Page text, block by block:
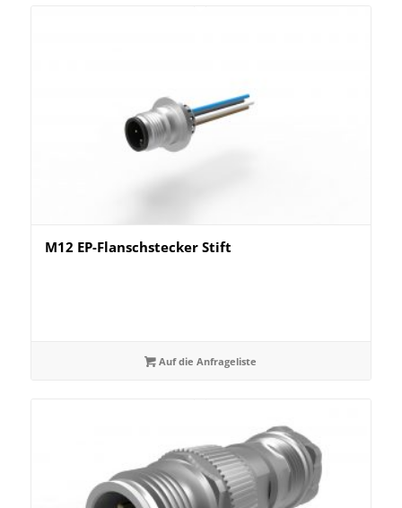
M12 EP-Flanschstecker Stift
Auf die Anfrageliste